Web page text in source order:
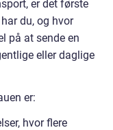
er det første
du, og hvor
på at sende en
eller daglige
er:
hvor flere